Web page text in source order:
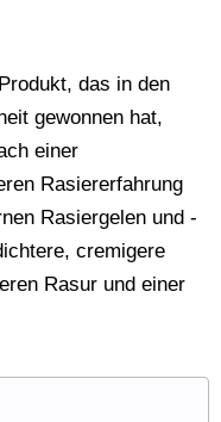
das in den
gewonnen hat,
einer
Rasiererfahrung
Rasiergelen und -
cremigere
Rasur und einer